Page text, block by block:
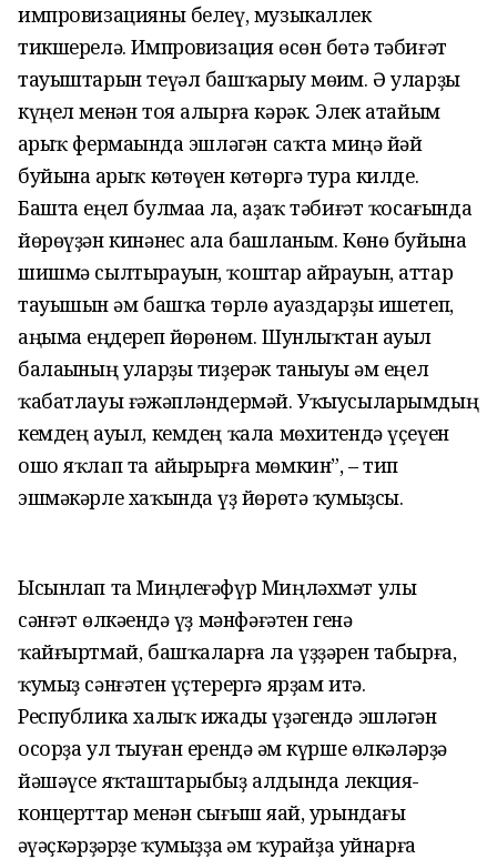
импровизацияны белеү, музыкаллек
тикшерелә. Импровизация өсөн бөтә тәбиғәт
тауыштарын теүәл башҡарыу мөһим. Ә уларҙы
күңел менән тоя алырға кәрәк. Элек атайым
һарыҡ фермаһында эшләгән саҡта миңә йәй
буйына һарыҡ көтөүен көтөргә тура килде.
Башта еңел булмаһа ла, аҙаҡ тәбиғәт ҡосағында
йөрөүҙән кинәнес ала башланым. Көнө буйына
шишмә сылтырауын, ҡоштар һайрауын, аттар
тауышын һәм башҡа төрлө ауаздарҙы ишетеп,
аңыма һеңдереп йөрөнөм. Шунлыҡтан ауыл
балаһының уларҙы тиҙерәк таныуы һәм еңел
ҡабатлауы ғәжәпләндермәй. Уҡыусыларымдың
кемдең ауыл, кемдең ҡала мөхитендә үҫеүен
ошо яҡлап та айырырға мөмкин”, – тип
эшмәкәрле хаҡында һүҙ йөрөтә ҡумыҙсы.
Ысынлап та Миңлеғәфүр Миңләхмәт улы
сәнғәт өлкәһендә үҙ мәнфәғәтен генә
ҡайғыртмай, башҡаларға ла үҙҙәрен табырға,
ҡумыҙ сәнғәтен үҫтерергә ярҙам итә.
Республика халыҡ ижады үҙәгендә эшләгән
осорҙа ул тыуған ерендә һәм күрше өлкәләрҙә
йәшәүсе яҡташтарыбыҙ алдында лекция-
концерттар менән сығыш яһай, урындағы
һәүәҫкәрҙәрҙе ҡумыҙҙа һәм ҡурайҙа уйнарға